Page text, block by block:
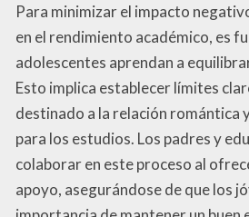
Para minimizar el impacto
en el rendimiento académico, es
adolescentes aprendan a
Esto implica establecer límites
destinado a la relación romántica
para los estudios. Los padres y
colaborar en este proceso al
apoyo, asegurándose de que los